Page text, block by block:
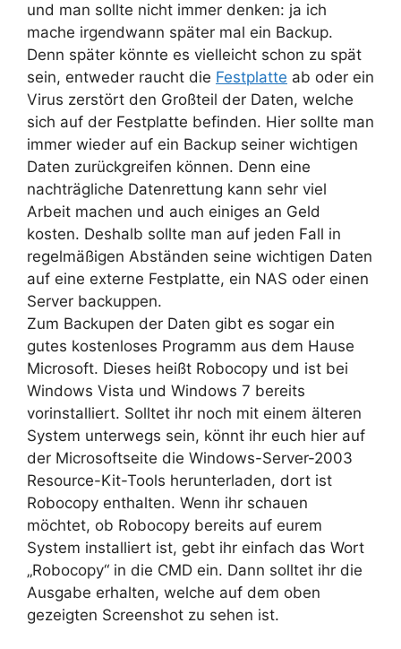
und man sollte nicht immer denken: ja ich
mache irgendwann später mal ein Backup.
Denn später könnte es vielleicht schon zu spät
sein, entweder raucht die Festplatte ab oder ein
Virus zerstört den Großteil der Daten, welche
sich auf der Festplatte befinden. Hier sollte man
immer wieder auf ein Backup seiner wichtigen
Daten zurückgreifen können. Denn eine
nachträgliche Datenrettung kann sehr viel
Arbeit machen und auch einiges an Geld
kosten. Deshalb sollte man auf jeden Fall in
regelmäßigen Abständen seine wichtigen Daten
auf eine externe Festplatte, ein NAS oder einen
Server backuppen.
Zum Backupen der Daten gibt es sogar ein
gutes kostenloses Programm aus dem Hause
Microsoft. Dieses heißt Robocopy und ist bei
Windows Vista und Windows 7 bereits
vorinstalliert. Solltet ihr noch mit einem älteren
System unterwegs sein, könnt ihr euch hier auf
der Microsoftseite die Windows-Server-2003
Resource-Kit-Tools herunterladen, dort ist
Robocopy enthalten. Wenn ihr schauen
möchtet, ob Robocopy bereits auf eurem
System installiert ist, gebt ihr einfach das Wort
„Robocopy“ in die CMD ein. Dann solltet ihr die
Ausgabe erhalten, welche auf dem oben
gezeigten Screenshot zu sehen ist.